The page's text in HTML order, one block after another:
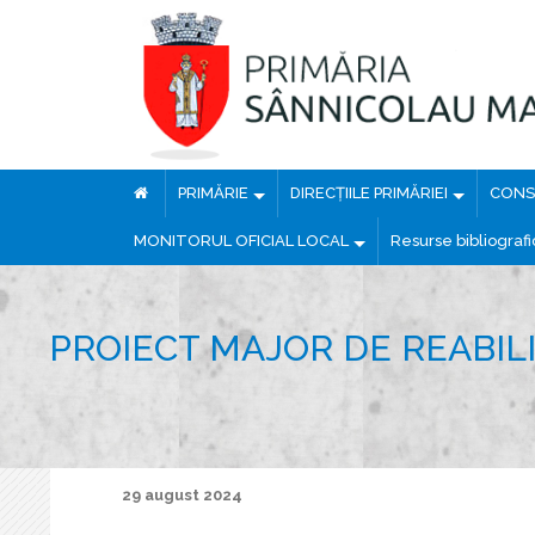
PRIMĂRIE DIRECȚIILE PRIMĂRIEI
MONITORUL OFICIAL LOCAL Resurse
PROIECT MAJOR DE
29 august 2024